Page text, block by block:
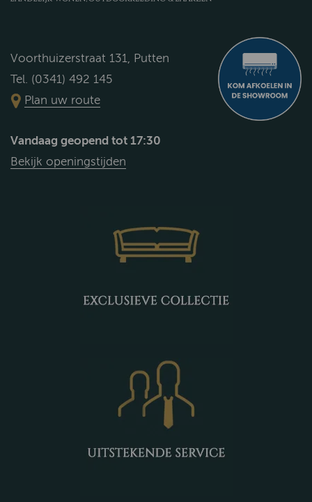
Voorthuizerstraat 131, Putten
Tel. (0341) 492 145
Plan uw route
Vandaag geopend tot 17:30
Bekijk openingstijden